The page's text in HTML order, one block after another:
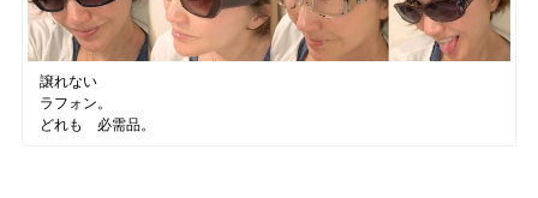
譲れない
ラフォン。
どれも 必需品。